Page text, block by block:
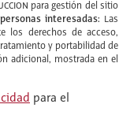
para gestión del sitio
interesadas: Las
los derechos de acceso,
y portabilidad de
adicional, mostrada en el
para el